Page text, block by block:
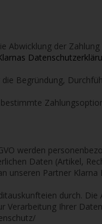
Abwicklung der Zahlung
Begründung,
werden
Daten (Artikel,
unseren Partner Klarna
durch. Die
Verarbeitung Ihrer